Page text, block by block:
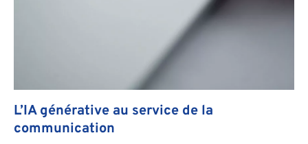
L’IA générative au service de la
communication